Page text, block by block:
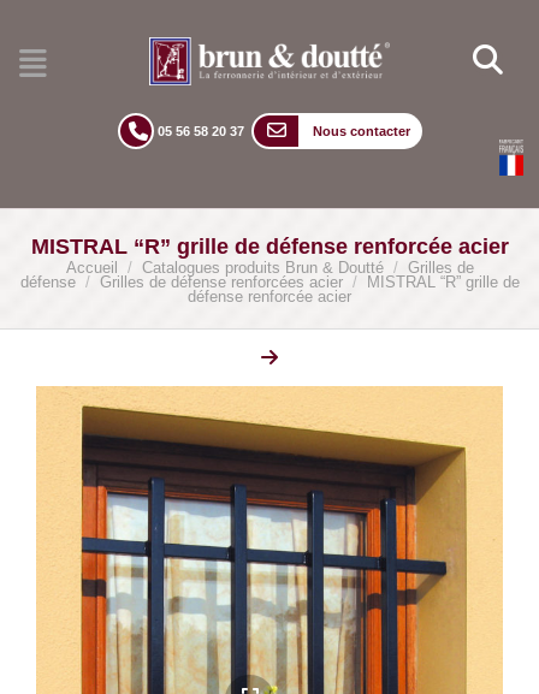
05 56 58 20 37 Nous contacter
MISTRAL “R” grille de défense renforcée acier
Accueil / Catalogues produits Brun & Doutté / Grilles de
défense / Grilles de défense renforcées acier /
MISTRAL “R” grille de
défense renforcée acier
lightbox